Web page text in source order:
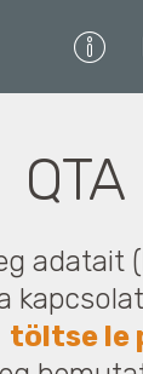
adatait
töltse le